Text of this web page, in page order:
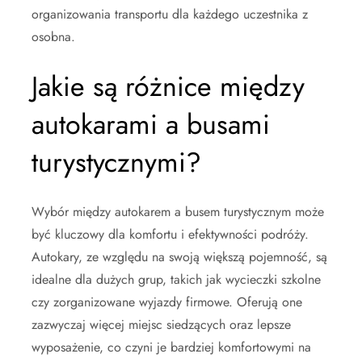
organizowania transportu dla każdego uczestnika z
osobna.
Jakie są różnice między
autokarami a busami
turystycznymi?
Wybór między autokarem a busem turystycznym może
być kluczowy dla komfortu i efektywności podróży.
Autokary, ze względu na swoją większą pojemność, są
idealne dla dużych grup, takich jak wycieczki szkolne
czy zorganizowane wyjazdy firmowe. Oferują one
zazwyczaj więcej miejsc siedzących oraz lepsze
wyposażenie, co czyni je bardziej komfortowymi na